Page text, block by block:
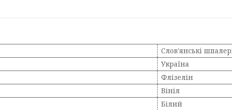
Слов'янські
Україна
Флізелін
Вініл
Білий